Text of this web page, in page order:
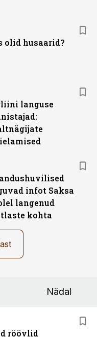
olid husaarid?
languse
infot Saksa
langenud
kohta
Nädal
röövlid